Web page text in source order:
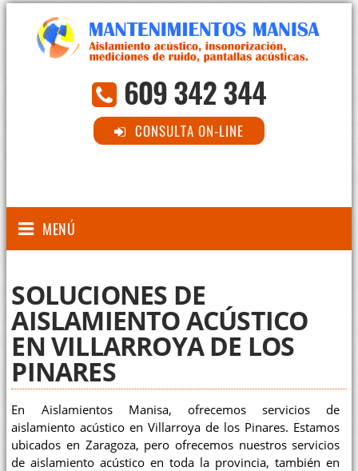
609 342 344
CONSULTA ON-LINE
MENÚ
SOLUCIONES DE
AISLAMIENTO ACÚSTICO
EN VILLARROYA DE LOS
PINARES
En Aislamientos Manisa, ofrecemos servicios de
aislamiento acústico en Villarroya de los Pinares. Estamos
ubicados en Zaragoza, pero ofrecemos nuestros servicios
de aislamiento acústico en toda la provincia, también en